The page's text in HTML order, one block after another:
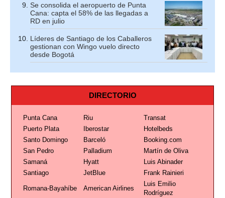
Se consolida el aeropuerto de Punta
Cana: capta el 58% de las llegadas a
RD en julio
Líderes de Santiago de los Caballeros
gestionan con Wingo vuelo directo
desde Bogotá
DIRECTORIO
Punta Cana Riu
Transat
Puerto Plata
Iberostar
Hotelbeds
Santo Domingo
Barceló
Booking.com
San Pedro
Palladium
Martín de Oliva
Samaná
Hyatt
Luis Abinader
Santiago
JetBlue Frank Rainieri
Romana-Bayahíbe American Airlines
Luis Emilio
Rodríguez